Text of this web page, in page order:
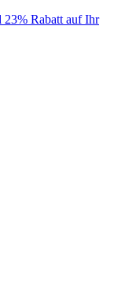
23% Rabatt auf Ihr